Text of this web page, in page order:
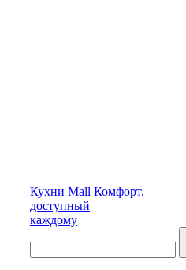
Кухни Mall Комфорт,
доступный
каждому